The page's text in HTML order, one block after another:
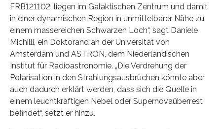
FRB121102, liegen im Galaktischen Zentrum und damit
in einer dynamischen Region in unmittelbarer Nähe zu
einem massereichen Schwarzen Loch“, sagt Daniele
Michilli, ein Doktorand an der Universität von
Amsterdam und ASTRON, dem Niederländischen
Institut für Radioastronomie. „Die Verdrehung der
Polarisation in den Strahlungsausbrüchen könnte aber
auch dadurch erklärt werden, dass sich die Quelle in
einem leuchtkräftigen Nebel oder Supernovaüberrest
befindet“, setzt er hinzu.